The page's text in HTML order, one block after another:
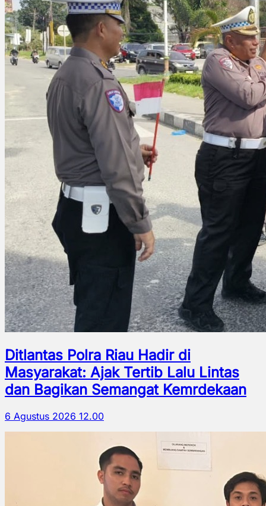
Ditlantas Polra Riau Hadir di
Masyarakat: Ajak Tertib Lalu Lintas
dan Bagikan Semangat Kemrdekaan
6 Agustus 2026 12.00